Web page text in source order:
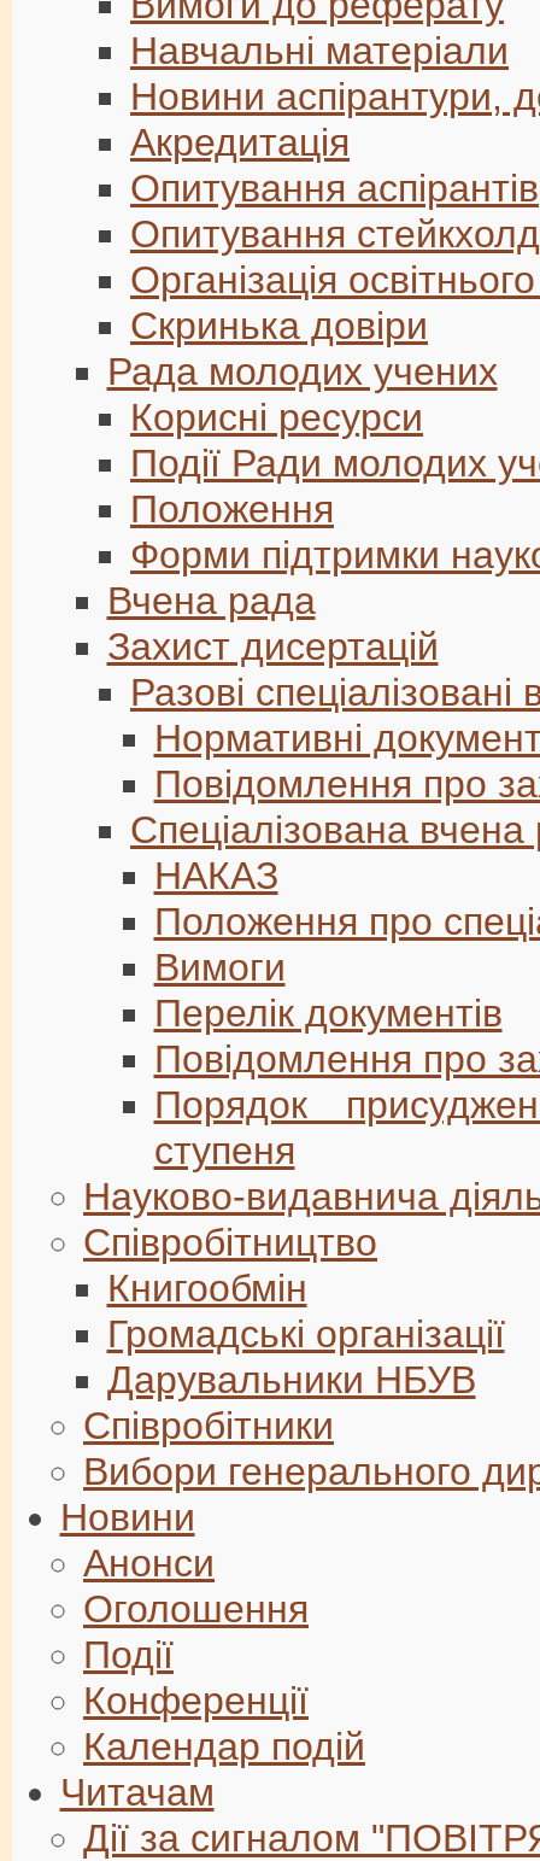
Навчальні матеріали
Новини аспірантури,
Акредитація
Опитування аспірантів
Опитування
Організація
Скринька довіри
Рада молодих учених
Корисні ресурси
Події Ради молодих
Положення
Форми підтримки
Вчена рада
Захист дисертацій
Разові спеціалізовані
Нормативні
Повідомлення про
Спеціалізована
НАКАЗ
Положення про
Вимоги
Перелік документів
Повідомлення про
Порядок
ступеня
Науково-видавнича
Співробітництво
Книгообмін
Громадські організації
Дарувальники НБУВ
Співробітники
Вибори генерального
Новини
Анонси
Оголошення
Події
Конференції
Календар подій
Читачам
Дії за сигналом